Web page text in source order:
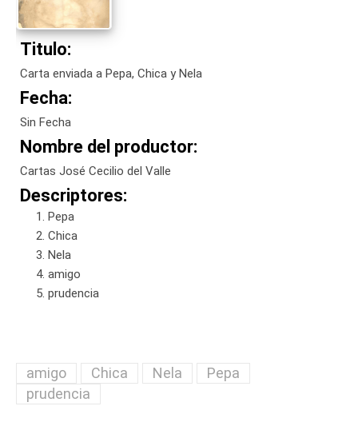
Titulo:
Carta enviada a Pepa, Chica y Nela
Fecha:
Sin Fecha
Nombre del productor:
Cartas José Cecilio del Valle
Descriptores:
Pepa
Chica
Nela
amigo
prudencia
amigo Chica Nela
Pepa
prudencia